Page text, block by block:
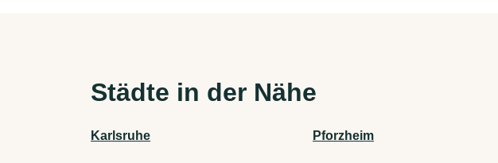
Städte in der Nähe
Karlsruhe Pforzheim